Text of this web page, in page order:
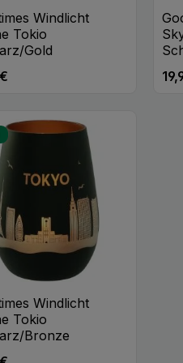
oder benutze
Windlicht
Tokio
Gold
Preis:
Anzahl: Gib
Windlicht
Tokio
Bronze